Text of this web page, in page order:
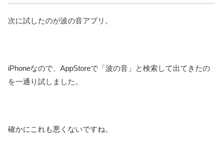
次に試したのが波の音アプリ。
iPhoneなので、AppStoreで「波の音」と検索して出てきたの
を一通り試しました。
確かにこれも悪くないですね。